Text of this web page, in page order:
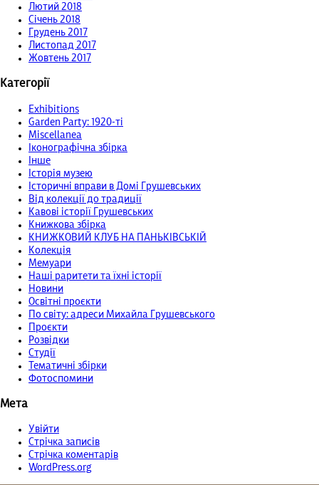
Лютий 2018
Січень 2018
Грудень 2017
Листопад 2017
Жовтень 2017
Категорії
Exhibitions
Garden Party: 1920-ті
Miscellanea
Іконографічна збірка
Інше
Історія музею
Історичні вправи в Домі Грушевських
Від колекції до традиції
Кавові історії Грушевських
Книжкова збірка
КНИЖКОВИЙ КЛУБ НА ПАНЬКІВСЬКІЙ
Колекція
Мемуари
Наші раритети та їхні історії
Новини
Освітні проєкти
По світу: адреси Михайла Грушевського
Проєкти
Розвідки
Студії
Тематичні збірки
Фотоспомини
Мета
Увійти
Стрічка записів
Стрічка коментарів
WordPress.org